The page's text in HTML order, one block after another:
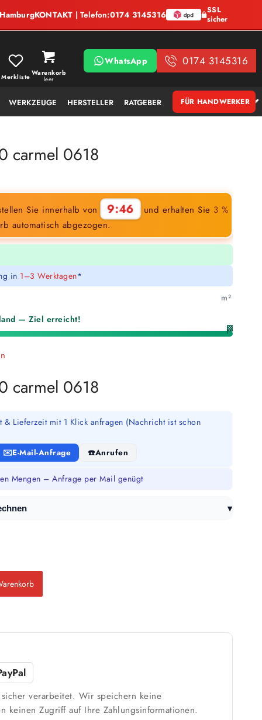
KONTAKT | Telefon:0174 3145316
SSL
sicher
Warenkorb
leer
Merkliste
WhatsApp 0174 3145316
WERKZEUGE HERSTELLER RATGEBER FÜR HANDWERKER
carmel 0618
Sie innerhalb von 9:45 und erhalten Sie 3 %
automatisch abgezogen.
in 1–3 Werktagen*
m²
— Ziel erreicht!
🏁
carmel 0618
Lieferzeit mit 1 Klick anfragen (Nachricht ist schon
E-Mail-Anfrage Anrufen
Mengen – Anfrage per Mail genügt
▾
verarbeitet. Wir speichern keine
keinen Zugriff auf Ihre Zahlungsinformationen.